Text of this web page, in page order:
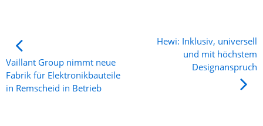
Vaillant Group nimmt neue
Fabrik für Elektronikbauteile
in Remscheid in Betrieb
Hewi: Inklusiv, universell
und mit höchstem
Designanspruch